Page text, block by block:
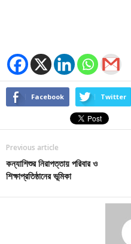
Facebook Twitter
Previous article
কন্যাশিশুর নিরাপত্তায় পরিবার ও
শিক্ষাপ্রতিষ্ঠানের ভূমিকা